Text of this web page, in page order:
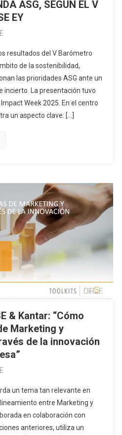
ASG, SEGÚN EL V
EY
resultados del V Barómetro
de la sostenibilidad,
las prioridades ASG ante un
incierto. La presentación tuvo
Week 2025. En el centro
un aspecto clave: […]
& Kantar: “Cómo
Marketing y
de la innovación
un tema tan relevante en
entre Marketing y
en colaboración con
anteriores, utiliza un